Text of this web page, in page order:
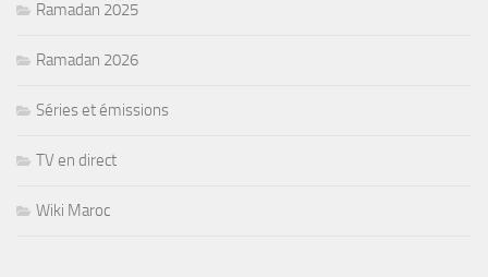
Ramadan 2025
Ramadan 2026
Séries et émissions
TV en direct
Wiki Maroc